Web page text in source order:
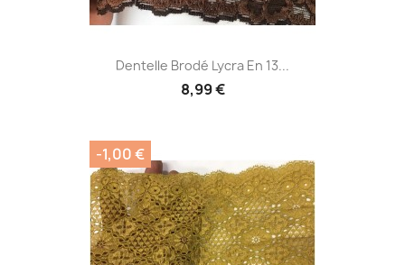
Dentelle Brodé Lycra En 13...
8,99 €
-1,00 €